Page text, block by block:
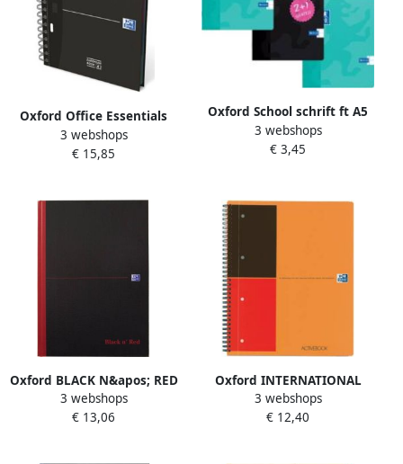
Oxford Office Essentials
European Book 240
bladzijden ft A4+ gelijnd
3 webshops
€ 15,85
Oxford School schrift ft A5
72 bladzijden kantlijn
gelijnd pak van 3 stuks
3 webshops
€ 3,45
Oxford BLACK N&apos; RED
gebonden boek 192
bladzijden ft A4 geruit 5
3 webshops
€ 13,06
Oxford INTERNATIONAL
activebook 160 bladzijden ft
A4+ gelijnd
3 webshops
€ 12,40